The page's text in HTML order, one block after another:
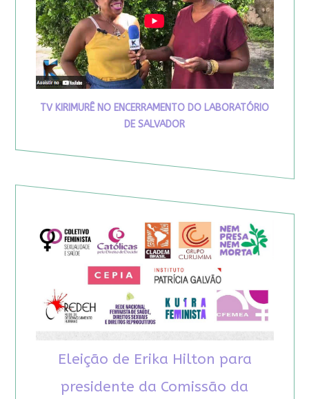
TV KIRIMURÊ NO ENCERRAMENTO DO LABORATÓRIO
DE SALVADOR
Eleição de Erika Hilton para
presidente da Comissão da